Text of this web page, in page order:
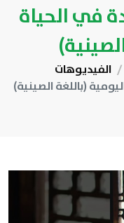
في الحياة
الفيديوهات
(باللغة الصينية)